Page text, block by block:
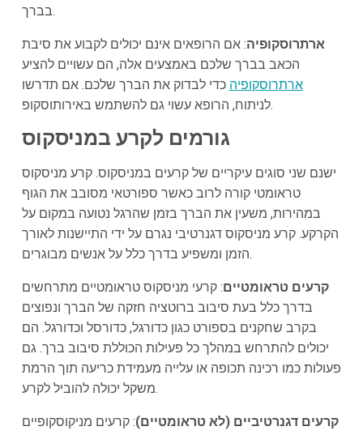
בברך.
ארתרוסקופיה: אם הרופאים אינם יכולים לקבוע את סיבת
הכאב בברך שלכם באמצעים אלה, הם עשויים להציע
ארתרוסקופיה כדי לבדוק את הברך שלכם. אם תדרשו
לניתוח, הרופא עשוי גם להשתמש באירותוסקופ.
גורמים לקרע במניסקוס
ישנם שני סוגים עיקריים של קרעים במניסקוס. קרע מניסקוס
טראומטי קורה לרוב כאשר ספורטאי מסובב את הגוף
במהירות, משעין את הברך בזמן שהרגל נטועה במקום על
הקרקע. קרע מניסקוס דגנרטיבי נגרם על ידי התיישנות לאורך
הזמן ומשפיע בדרך כלל על אנשים מבוגרים.
קרעים טראומטיים: קרעי מניסקוס טראומטיים מתרחשים
בדרך כלל בעת סיבוב ברוטציה חזקה של הברך ונפוצים
בקרב שחקנים בספורט כגון כדורגל, כדורסל וכדורגל. הם
יכולים להתרחש במהלך כל פעילות הכוללת סיבוב ברך. גם
פעולות כמו רכינה תכופה או עלייה מעמידת כריעה תוך הרמת
משקל יכולה להוביל לקרע.
קרעים דגנרטיביים (לא טראומטיים): קרעים מניקוסקופיים